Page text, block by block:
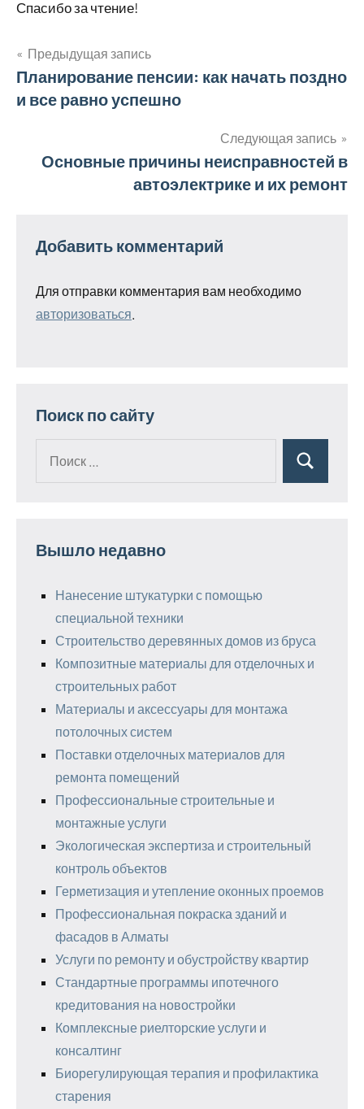
Спасибо за чтение!
Навигация
по
Предыдущая запись
Планирование пенсии: как начать поздно
и все равно успешно
Следующая запись
Основные причины неисправностей в
автоэлектрике и их ремонт
Добавить комментарий
Для отправки комментария вам необходимо
авторизоваться
Поиск по сайту
Поиск
Вышло недавно
Нанесение штукатурки с помощью
специальной техники
Строительство деревянных домов из бруса
Композитные материалы для отделочных и
строительных работ
Материалы и аксессуары для монтажа
потолочных систем
Поставки отделочных материалов для
ремонта помещений
Профессиональные строительные и
монтажные услуги
Экологическая экспертиза и строительный
контроль объектов
Герметизация и утепление оконных проемов
Профессиональная покраска зданий и
фасадов в Алматы
Услуги по ремонту и обустройству квартир
Стандартные программы ипотечного
кредитования на новостройки
Комплексные риелторские услуги и
консалтинг
Биорегулирующая терапия и профилактика
старения